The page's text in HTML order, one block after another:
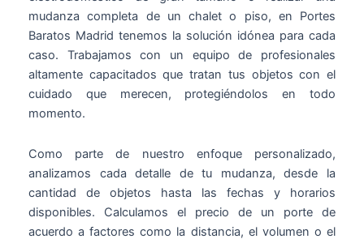
mudanza completa de un chalet o piso, en Portes
Baratos Madrid tenemos la solución idónea para cada
caso. Trabajamos con un equipo de profesionales
altamente capacitados que tratan tus objetos con el
cuidado que merecen, protegiéndolos en todo
momento.
Como parte de nuestro enfoque personalizado,
analizamos cada detalle de tu mudanza, desde la
cantidad de objetos hasta las fechas y horarios
disponibles. Calculamos el precio de un porte de
acuerdo a factores como la distancia, el volumen o el